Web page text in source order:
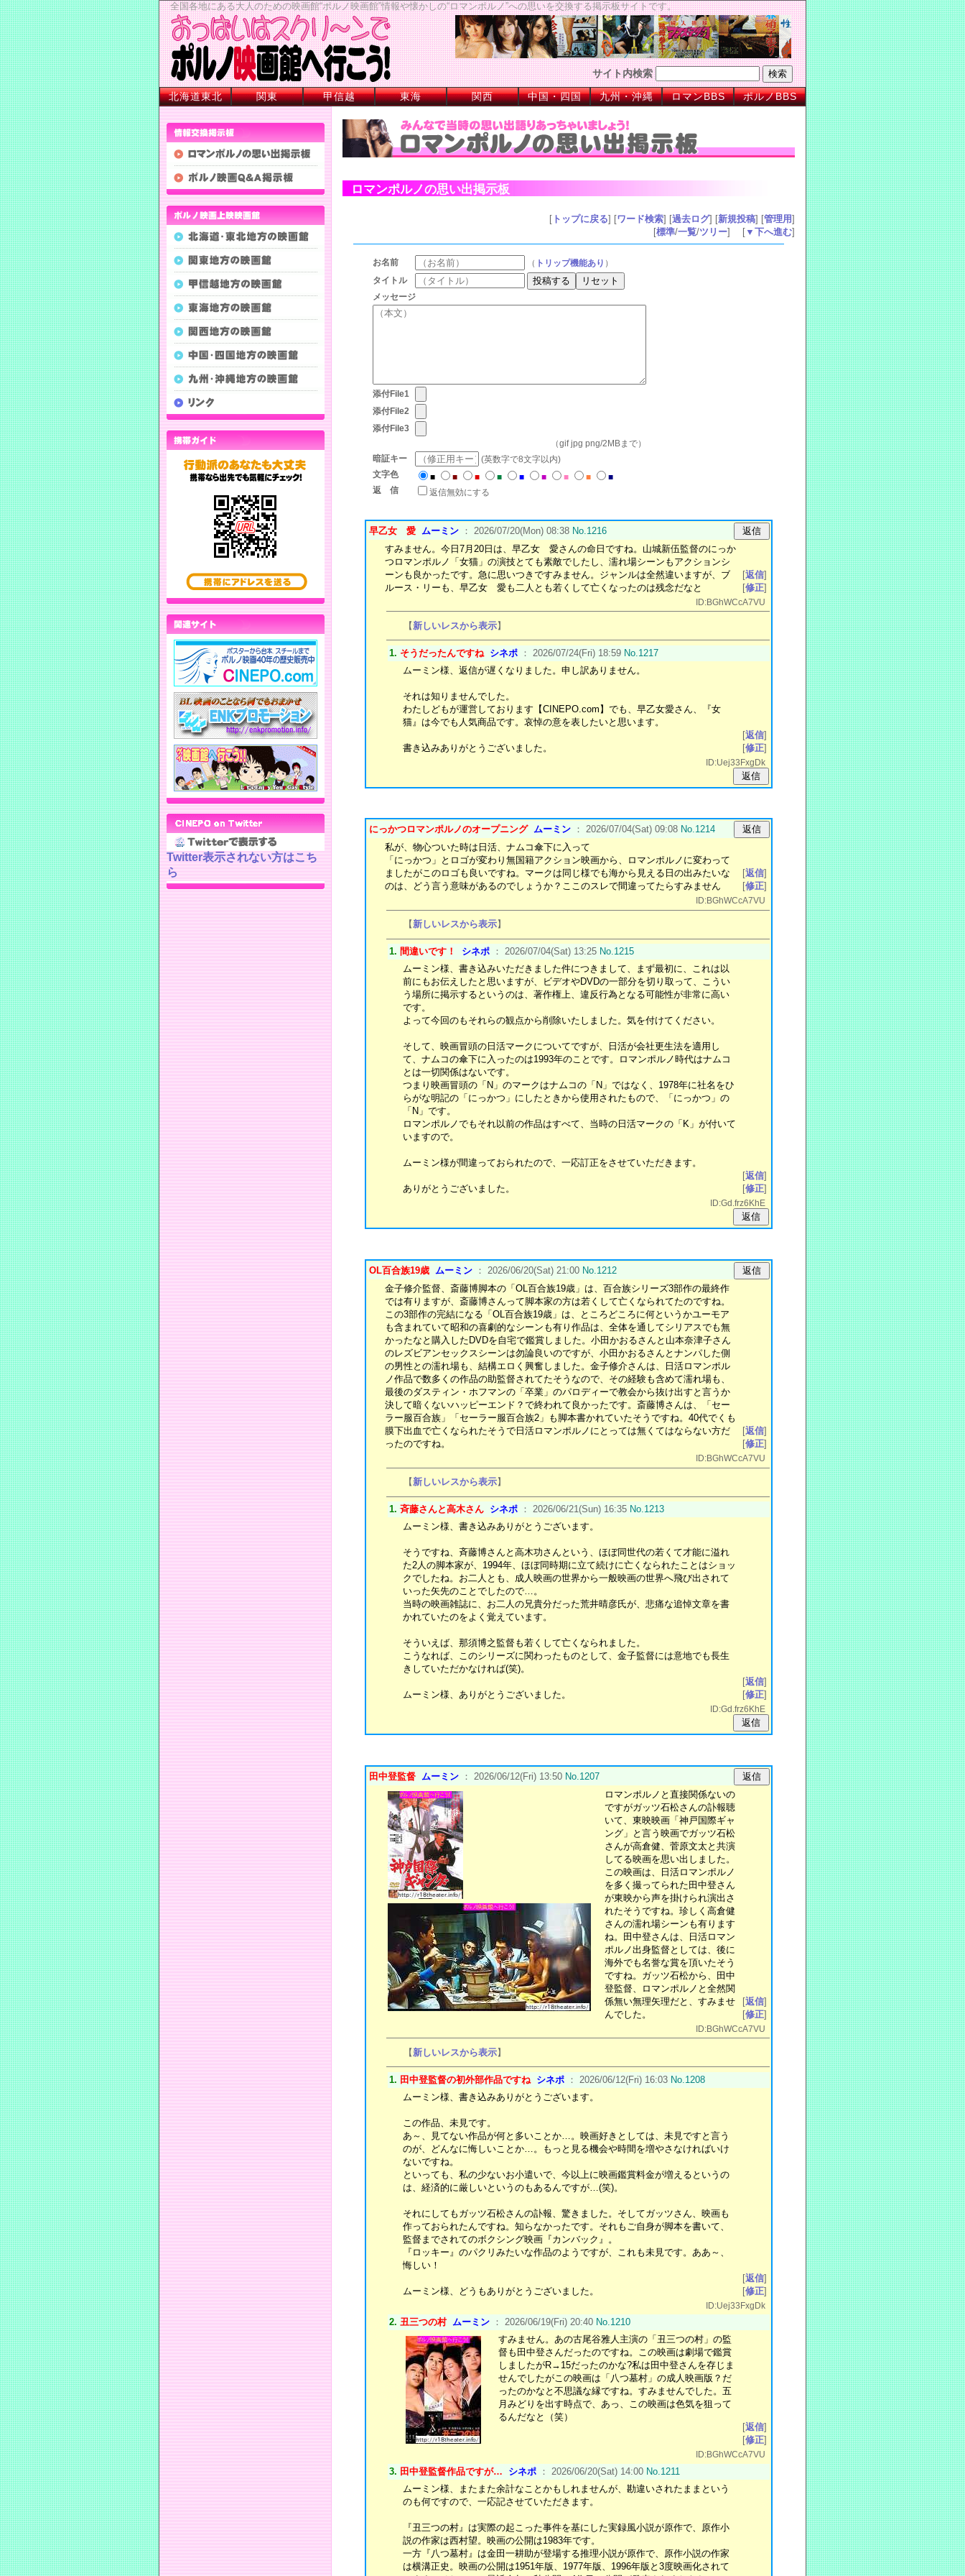
全国各地にある大人のための映画館“ポルノ映画館”情報や懐かしの“ロマンポルノ”への思いを交換する掲示板サイトです。
ロマンポルノの思い出掲示板
[ トップに戻る] [ワード検索] [過去ログ] [新規投稿] [管理用]
[標準/一覧/ツリー] [ ▼下へ進む]
お名前 （ トリップ機能あり ）
タイトル
メッセージ
添付File1
添付File2
添付File3
（gif jpg png/2MBまで）
暗証キー
(英数字で8文字以内)
文字色
■ ■ ■ ■ ■ ■ ■ ■
■
返 信
返信無効にする
早乙女 愛 ムーミン ： 2026/07/20(Mon) 08:38 No.1216
すみません。今日7月20日は、早乙女 愛さんの命日ですね。山城新伍監督のにっか
つロマンポルノ「女猫」の演技とても素敵でしたし、濡れ場シーンもアクションシ
ーンも良かったです。急に思いつきですみません。ジャンルは全然違いますが、ブ
ルース・リーも、早乙女 愛も二人とも若くして亡くなったのは残念だなと
[返信]
[修正]
ID:BGhWCcA7VU
【 新しいレスから表示】
1. そうだったんですね シネポ ： 2026/07/24(Fri) 18:59 No.1217
ムーミン様、返信が遅くなりました。申し訳ありません。
それは知りませんでした。
わたしどもが運営しております【CINEPO.com】でも、早乙女愛さん、『女
猫』は今でも人気商品です。哀悼の意を表したいと思います。
書き込みありがとうございました。
[返信]
[修正]
ID:Uej33FxgDk
にっかつロマンポルノのオープニング ムーミン ： 2026/07/04(Sat) 09:08 No.1214
私が、物心ついた時は日活、ナムコ傘下に入って
「にっかつ」とロゴが変わり無国籍アクション映画から、ロマンポルノに変わって
ましたがこのロゴも良いですね。マークは同じ様でも海から見える日の出みたいな
のは、どう言う意味があるのでしょうか？ここのスレで間違ってたらすみません
[返信]
[修正]
ID:BGhWCcA7VU
【新しいレスから表示】
1. 間違いです！ シネポ ： 2026/07/04(Sat) 13:25 No.1215
ムーミン様、書き込みいただきました件につきまして、まず最初に、これは以
前にもお伝えしたと思いますが、ビデオやDVDの一部分を切り取って、こうい
う場所に掲示するというのは、著作権上、違反行為となる可能性が非常に高い
です。
よって今回のもそれらの観点から削除いたしました。気を付けてください。
そして、映画冒頭の日活マークについてですが、日活が会社更生法を適用し
て、ナムコの傘下に入ったのは1993年のことです。ロマンポルノ時代はナムコ
とは一切関係はないです。
つまり映画冒頭の「N」のマークはナムコの「N」ではなく、1978年に社名をひ
らがな明記の「にっかつ」にしたときから使用されたもので、「にっかつ」の
「N」です。
ロマンポルノでもそれ以前の作品はすべて、当時の日活マークの「K」が付いて
いますので。
ムーミン様が間違っておられたので、一応訂正をさせていただきます。
ありがとうございました。
[返信]
[修正]
ID:Gd.frz6KhE
OL百合族19歳 ムーミン ： 2026/06/20(Sat) 21:00 No.1212
金子修介監督、斎藤博脚本の「OL百合族19歳」は、百合族シリーズ3部作の最終作
では有りますが、斎藤博さんって脚本家の方は若くして亡くなられてたのですね。
この3部作の完結になる「OL百合族19歳」は、ところどころに何というかユーモア
も含まれていて昭和の喜劇的なシーンも有り作品は、全体を通してシリアスでも無
かったなと購入したDVDを自宅で鑑賞しました。小田かおるさんと山本奈津子さん
のレズビアンセックスシーンは勿論良いのですが、小田かおるさんとナンパした側
の男性との濡れ場も、結構エロく興奮しました。金子修介さんは、日活ロマンポル
ノ作品で数多くの作品の助監督されてたそうなので、その経験も含めて濡れ場も、
最後のダスティン・ホフマンの「卒業」のパロディーで教会から抜け出すと言うか
決して暗くないハッピーエンド？で終われて良かったです。斎藤博さんは、「セー
ラー服百合族」「セーラー服百合族2」も脚本書かれていたそうですね。40代でくも
膜下出血で亡くなられたそうで日活ロマンポルノにとっては無くてはならない方だ
ったのですね。
[返信]
[修正]
ID:BGhWCcA7VU
【新しいレスから表示】
1. 斉藤さんと高木さん シネポ ： 2026/06/21(Sun) 16:35 No.1213
ムーミン様、書き込みありがとうございます。
そうですね、斉藤博さんと高木功さんという、ほぼ同世代の若くて才能に溢れ
た2人の脚本家が、1994年、ほぼ同時期に立て続けに亡くなられたことはショッ
クでしたね。お二人とも、成人映画の世界から一般映画の世界へ飛び出されて
いった矢先のことでしたので…。
当時の映画雑誌に、お二人の兄貴分だった荒井晴彦氏が、悲痛な追悼文章を書
かれていたのをよく覚えています。
そういえば、那須博之監督も若くして亡くなられました。
こうなれば、このシリーズに関わったものとして、金子監督には意地でも長生
きしていただかなければ(笑)。
ムーミン様、ありがとうございました。
[返信]
[修正]
ID:Gd.frz6KhE
田中登監督 ムーミン ： 2026/06/12(Fri) 13:50 No.1207
ロマンポルノと直接関係ないの
ですがガッツ石松さんの訃報聴
いて、東映映画「神戸国際ギャ
ング」と言う映画でガッツ石松
さんが高倉健、菅原文太と共演
してる映画を思い出しました。
この映画は、日活ロマンポルノ
を多く撮ってられた田中登さん
が東映から声を掛けられ演出さ
れたそうですね。珍しく高倉健
さんの濡れ場シーンも有ります
ね。田中登さんは、日活ロマン
ポルノ出身監督としては、後に
海外でも名誉な賞を頂いたそう
ですね。ガッツ石松から、田中
登監督、ロマンポルノと全然関
係無い無理矢理だと、すみませ
んでした。
[返信]
[修正]
ID:BGhWCcA7VU
【 新しいレスから表示】
1. 田中登監督の初外部作品ですね シネポ ： 2026/06/12(Fri) 16:03 No.1208
ムーミン様、書き込みありがとうございます。
この作品、未見です。
あ～、見てない作品が何と多いことか…。映画好きとしては、未見ですと言う
のが、どんなに悔しいことか…。もっと見る機会や時間を増やさなければいけ
ないですね。
といっても、私の少ないお小遣いで、今以上に映画鑑賞料金が増えるというの
は、経済的に厳しいというのもあるんですが…(笑)。
それにしてもガッツ石松さんの訃報、驚きました。そしてガッツさん、映画も
作っておられたんですね。知らなかったです。それもご自身が脚本を書いて、
監督までされてのボクシング映画『カンバック』。
『ロッキー』のパクリみたいな作品のようですが、これも未見です。ああ～、
悔しい！
ムーミン様、どうもありがとうございました。
[返信]
[修正]
ID:Uej33FxgDk
2. 丑三つの村 ムーミン ： 2026/06/19(Fri) 20:40 No.1210
すみません。あの古尾谷雅人主演の「丑三つの村」の監
督も田中登さんだったのですね。この映画は劇場で鑑賞
しましたがR→15だったのかな?私は田中登さんを存じま
せんでしたがこの映画は「八つ墓村」の成人映画版？だ
ったのかなと不思議な縁ですね。すみませんでした。五
月みどりを出す時点で、あっ、この映画は色気を狙って
るんだなと（笑）
[返信]
[修正]
ID:BGhWCcA7VU
3. 田中登監督作品ですが… シネポ ： 2026/06/20(Sat) 14:00 No.1211
ムーミン様、またまた余計なことかもしれませんが、勘違いされたままという
のも何ですので、一応記させていただきます。
『丑三つの村』は実際の起こった事件を基にした実録風小説が原作で、原作小
説の作家は西村望。映画の公開は1983年です。
一方『八つ墓村』は金田一耕助が登場する推理小説が原作で、原作小説の作家
は横溝正史。映画の公開は1951年版、1977年版、1996年版と3度映画化されて
Twitter表示されない方はこち
ら
サイト内検索
北海道東北
関東 甲信越 東海 関西 中国・四国 九州・沖縄 ロマンBBS ポルノBBS